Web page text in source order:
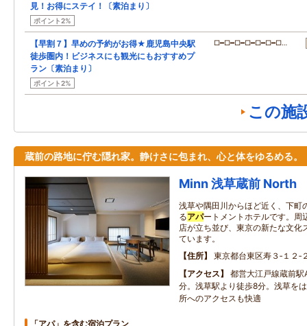
見！お得にステイ！〔素泊まり〕
ポイント2%
【早割７】早めの予約がお得★鹿児島中央駅
徒歩圏内！ビジネスにも観光にもおすすめプ
ラン〔素泊まり〕
ポイント2%
□━□━□━□━□━□━□…
この施
蔵前の路地に佇む隠れ家。静けさに包まれ、心と体をゆるめる。
Minn 浅草蔵前 North
浅草や隅田川からほど近く、下町
るアパートメントホテルです。周
店が立ち並び、東京の新たな文化
ています。
住所
東京都台東区寿３‐１２‐
アクセス
都営大江戸線蔵前
分。浅草駅より徒歩8分。浅草を
所へのアクセスも快適
「アパ」を含む宿泊プラン